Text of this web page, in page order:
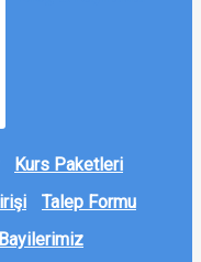
Kurs Paketleri
Talep Formu
Bayilerimiz